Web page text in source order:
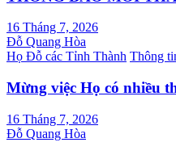
16 Tháng 7, 2026
Đỗ Quang Hòa
Họ Đỗ các Tỉnh Thành Thông
Mừng việc Họ có nhiều
16 Tháng 7, 2026
Đỗ Quang Hòa